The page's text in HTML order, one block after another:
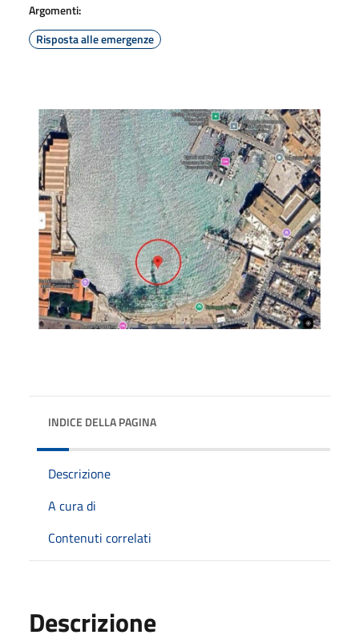
Argomenti:
Risposta alle emergenze
INDICE DELLA PAGINA
Descrizione
A cura di
Contenuti correlati
Descrizione